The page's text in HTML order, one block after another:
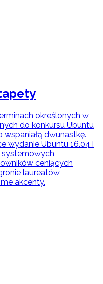
określonych w
do konkursu Ubuntu
wspaniałą dwunastkę.
wydanie Ubuntu 16.04 i
ceniących
laureatów
akcenty.